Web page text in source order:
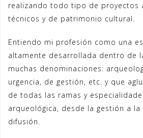
realizando todo tipo de proyectos
técnicos y de patrimonio cultural.
Entiendo mi profesión como una
altamente desarrollada dentro de
muchas denominaciones:
urgencia, de gestión, etc. y que
de todas las ramas y
arqueológica, desde la gestión a la
difusión.